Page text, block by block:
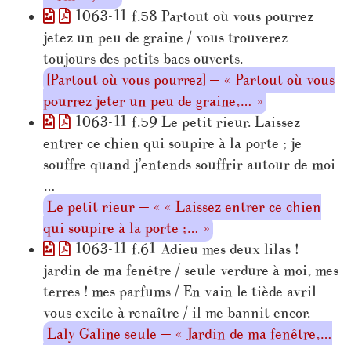
1063-11 f.58 Partout où vous pourrez
jetez un peu de graine / vous trouverez
toujours des petits bacs ouverts.
[Partout où vous pourrez] — « Partout où vous
pourrez jeter un peu de graine,… »
1063-11 f.59 Le petit rieur. Laissez
entrer ce chien qui soupire à la porte ; je
souffre quand j’entends souffrir autour de moi
…
Le petit rieur — « « Laissez entrer ce chien
qui soupire à la porte ;… »
1063-11 f.61 Adieu mes deux lilas !
jardin de ma fenêtre / seule verdure à moi, mes
terres ! mes parfums / En vain le tiède avril
vous excite à renaître / il me bannit encor.
Laly Galine seule — « Jardin de ma fenêtre,…